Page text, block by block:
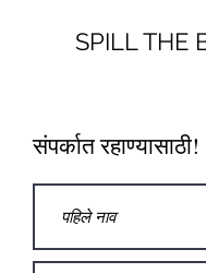
SPILL THE
संपर्कात रहाण्यासाठी!